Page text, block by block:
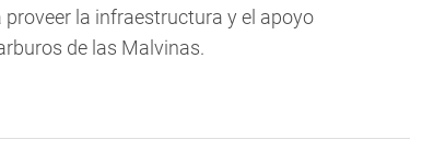
la infraestructura y el apoyo
de las Malvinas.